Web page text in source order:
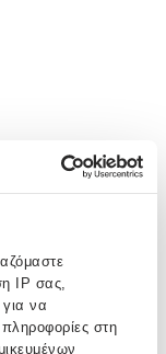
IP σας,
να
στη